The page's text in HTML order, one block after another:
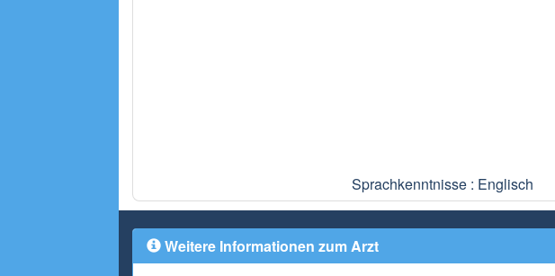
Sprachkenntnisse : Englisch
Weitere Informationen zum Arzt